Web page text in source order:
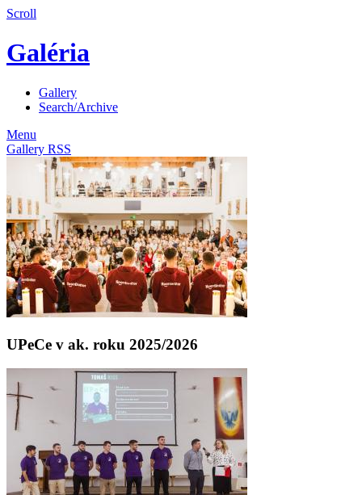
Scroll
Galéria
Gallery
Search/Archive
Menu
Gallery RSS
UPeCe v ak. roku 2025/2026